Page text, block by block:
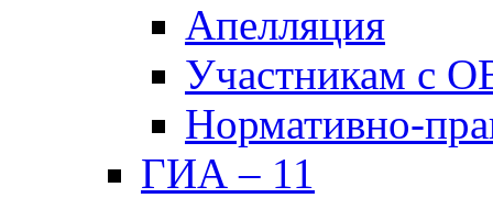
Апелляция
Участникам с
Нормативно-
ГИА – 11